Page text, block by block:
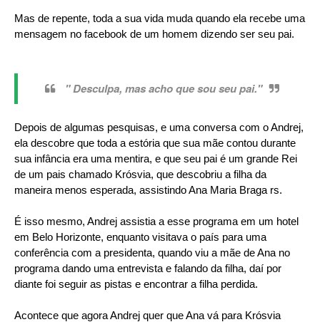
Mas de repente, toda a sua vida muda quando ela recebe uma
mensagem no facebook de um homem dizendo ser seu pai.
" Desculpa, mas acho que sou seu pai."
Depois de algumas pesquisas, e uma conversa com o Andrej,
ela descobre que toda a estória que sua mãe contou durante
sua infância era uma mentira, e que seu pai é um grande Rei
de um pais chamado Krósvia, que descobriu a filha da
maneira menos esperada, assistindo Ana Maria Braga rs.
É isso mesmo, Andrej assistia a esse programa em um hotel
em Belo Horizonte, enquanto visitava o país para uma
conferência com a presidenta, quando viu a mãe de Ana no
programa dando uma entrevista e falando da filha, daí por
diante foi seguir as pistas e encontrar a filha perdida.
Acontece que agora Andrej quer que Ana vá para Krósvia